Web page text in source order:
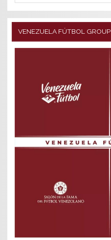
VENEZUELA FÚTBOL GROUP